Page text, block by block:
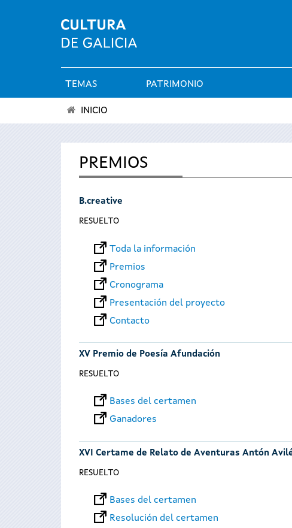
Menú
principal
TEMAS PATRIMONIO
encuentra
aquí
INICIO
PREMIOS
B.creative
RESUELTO
Toda la información
Premios
Cronograma
Presentación del proyecto
Contacto
XV Premio de Poesía Afundación
RESUELTO
Bases del certamen
Ganadores
XVI Certame de Relato de Aventuras Antón
RESUELTO
Bases del certamen
Resolución del certamen